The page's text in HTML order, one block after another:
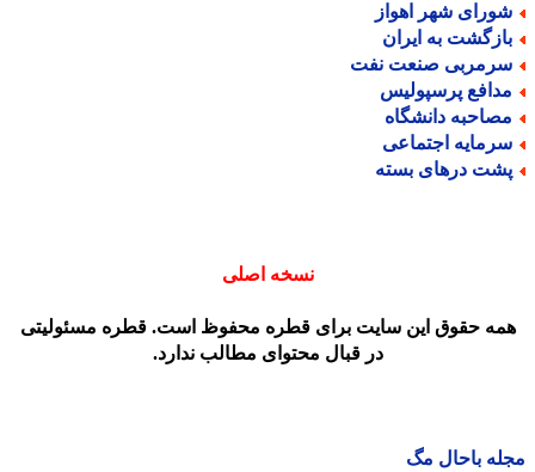
شهر اهواز
به ایران
صنعت نفت
پرسپولیس
دانشگاه
اجتماعی
درهای بسته
نسخه اصلی
حقوق این سایت برای قطره محفوظ است. قطره مسئولیتی
در قبال محتوای مطالب ندارد.
باحال مگ